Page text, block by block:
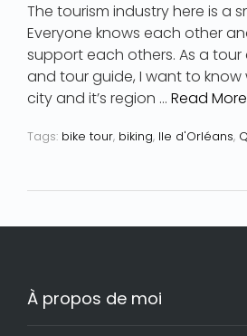
The tourism industry here is a
Everyone knows each other
support each others. As a
and tour guide, I want to know
city and it’s region … Read More
Tags: bike tour, biking, Ile d'Orléans,
À propos de moi